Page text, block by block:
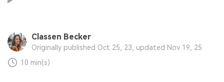
Mehr Lösungen
Repairit für Email
Für die nahtlose Reparatur von PST- und OST-
Dateien sowie verlorenen Outlook-E-Mails.
Classen Becker
Originally published Oct 25, 23, updated Nov 19, 25
10 min(s)